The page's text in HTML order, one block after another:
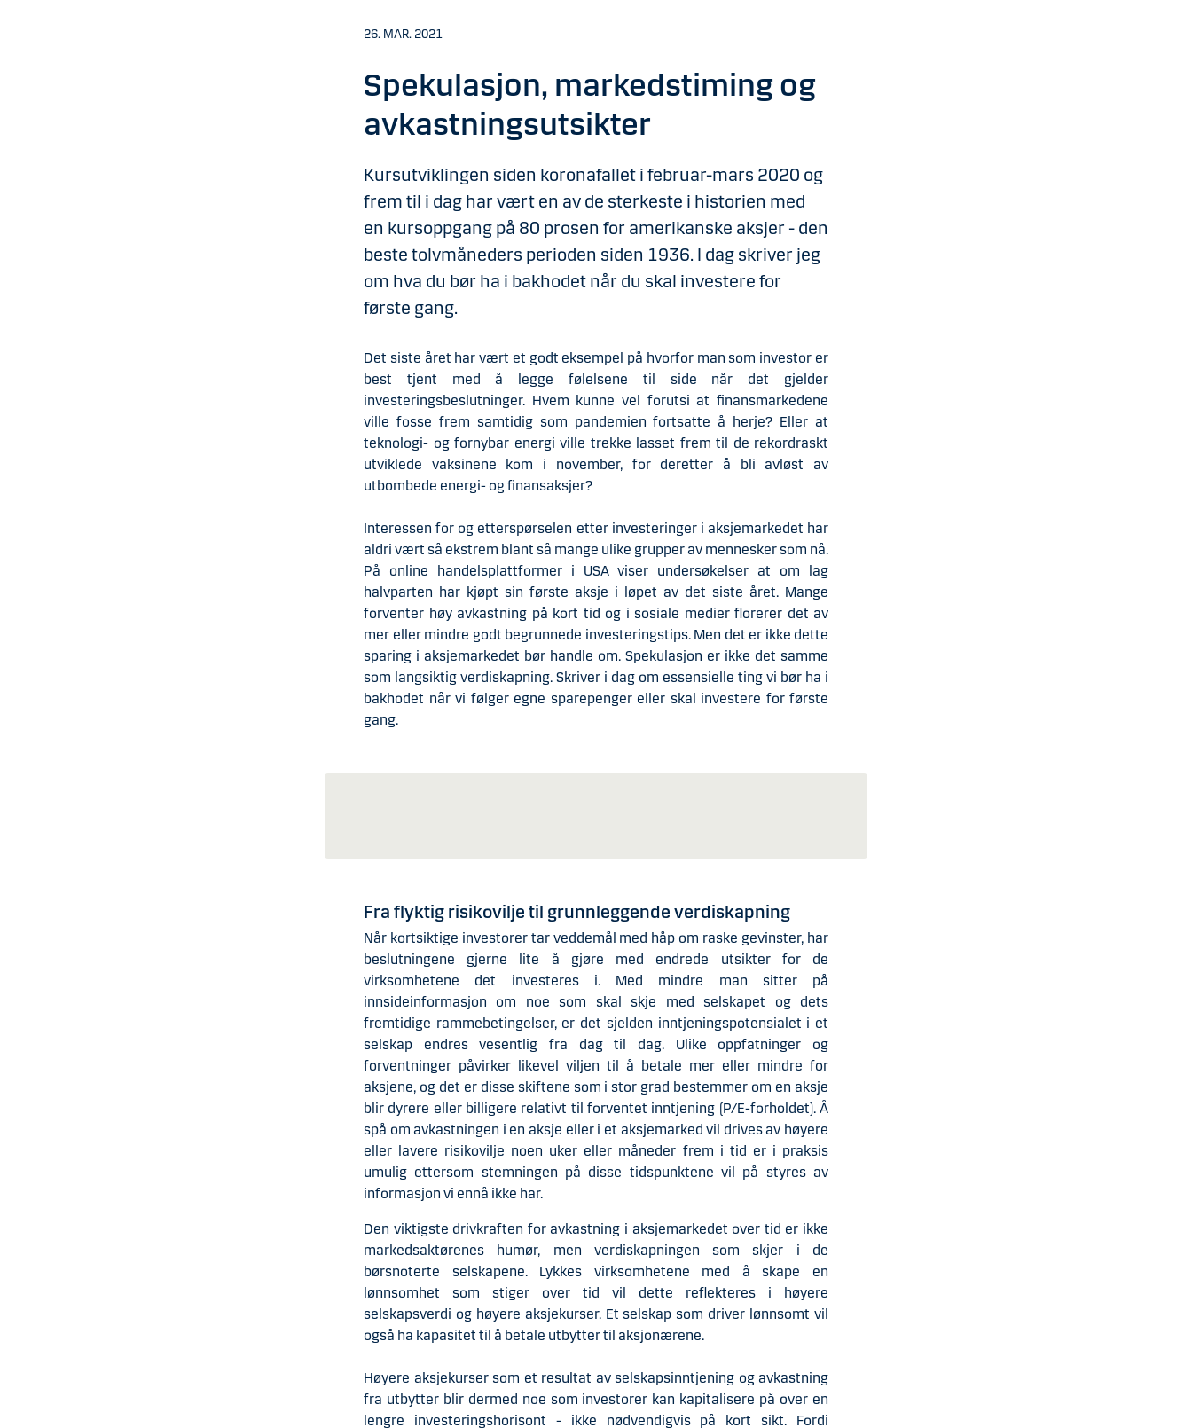
26. MAR. 2021
Spekulasjon, markedstiming og
avkastningsutsikter
Kursutviklingen siden koronafallet i februar-mars 2020 og
frem til i dag har vært en av de sterkeste i historien med
en kursoppgang på 80 prosen for amerikanske aksjer - den
beste tolvmåneders perioden siden 1936. I dag skriver jeg
om hva du bør ha i bakhodet når du skal investere for
første gang.
Det siste året har vært et godt eksempel på hvorfor man som investor er
best tjent med å legge følelsene til side når det gjelder
investeringsbeslutninger. Hvem kunne vel forutsi at finansmarkedene
ville fosse frem samtidig som pandemien fortsatte å herje? Eller at
teknologi- og fornybar energi ville trekke lasset frem til de rekordraskt
utviklede vaksinene kom i november, for deretter å bli avløst av
utbombede energi- og finansaksjer?
Interessen for og etterspørselen etter investeringer i aksjemarkedet har
aldri vært så ekstrem blant så mange ulike grupper av mennesker som nå.
På online handelsplattformer i USA viser undersøkelser at om lag
halvparten har kjøpt sin første aksje i løpet av det siste året. Mange
forventer høy avkastning på kort tid og i sosiale medier florerer det av
mer eller mindre godt begrunnede investeringstips. Men det er ikke dette
sparing i aksjemarkedet bør handle om. Spekulasjon er ikke det samme
som langsiktig verdiskapning. Skriver i dag om essensielle ting vi bør ha i
bakhodet når vi følger egne sparepenger eller skal investere for første
gang.
Fra flyktig risikovilje til grunnleggende verdiskapning
Når kortsiktige investorer tar veddemål med håp om raske gevinster, har
beslutningene gjerne lite å gjøre med endrede utsikter for de
virksomhetene det investeres i. Med mindre man sitter på
innsideinformasjon om noe som skal skje med selskapet og dets
fremtidige rammebetingelser, er det sjelden inntjeningspotensialet i et
selskap endres vesentlig fra dag til dag. Ulike oppfatninger og
forventninger påvirker likevel viljen til å betale mer eller mindre for
aksjene, og det er disse skiftene som i stor grad bestemmer om en aksje
blir dyrere eller billigere relativt til forventet inntjening (P/E-forholdet). Å
spå om avkastningen i en aksje eller i et aksjemarked vil drives av høyere
eller lavere risikovilje noen uker eller måneder frem i tid er i praksis
umulig ettersom stemningen på disse tidspunktene vil på styres av
informasjon vi ennå ikke har.
Den viktigste drivkraften for avkastning i aksjemarkedet over tid er ikke
markedsaktørenes humør, men verdiskapningen som skjer i de
børsnoterte selskapene. Lykkes virksomhetene med å skape en
lønnsomhet som stiger over tid vil dette reflekteres i høyere
selskapsverdi og høyere aksjekurser. Et selskap som driver lønnsomt vil
også ha kapasitet til å betale utbytter til aksjonærene.
Høyere aksjekurser som et resultat av selskapsinntjening og avkastning
fra utbytter blir dermed noe som investorer kan kapitalisere på over en
lengre investeringshorisont - ikke nødvendigvis på kort sikt. Fordi